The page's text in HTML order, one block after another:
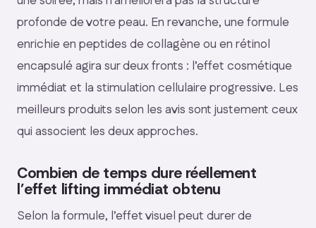
profonde de votre peau. En revanche, une formule
enrichie en peptides de collagène ou en rétinol
encapsulé agira sur deux fronts : l’effet cosmétique
immédiat et la stimulation cellulaire progressive. Les
meilleurs produits selon les avis sont justement ceux
qui associent les deux approches.
Combien de temps dure réellement
l’effet lifting immédiat obtenu
Selon la formule, l’effet visuel peut durer de